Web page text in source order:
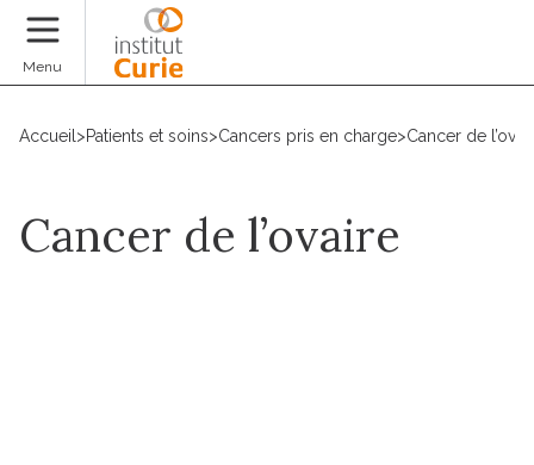
Menu
Accueil >Patients et soins>Cancers pris en charge>Cancer de
Cancer de l’ovaire